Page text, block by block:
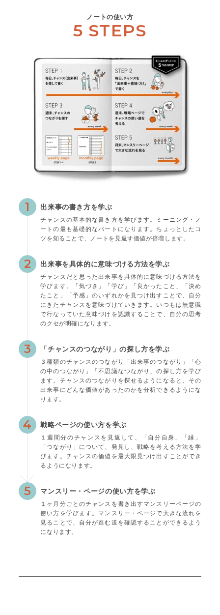
ノートの使い方
5 STEPS
1 出来事の書き方を学ぶ
チャンスの基本的な書き方を学びます。ミーニング・ノ
ートの最も基礎的なパートになります。ちょっとしたコ
ツを知ることで、ノートを見返す価値が倍増します。
2 出来事を具体的に意味づける方法を学ぶ
チャンスだと思った出来事を具体的に意味づける方法を
学びます。「気づき」「学び」「良かったこと」「決め
たこと」「予感」のいずれかを見つけ出すことで、自分
にきたチャンスを意味づけていきます。いつもは無意識
で行なっていた意味づけを認識することで、自分の思考
のクセが明確になります。
3 「チャンスのつながり」の探し方を学ぶ
３種類のチャンスのつながり「出来事のつながり」「心
の中のつながり」「不思議なつながり」の探し方を学び
ます。チャンスのつながりを探せるようになると、その
出来事にどんな価値があったのかを分析できるようにな
ります。
4 戦略ページの使い方を学ぶ
１週間分のチャンスを見返して、「自分自身」「縁」
「つながり」について、発見し、戦略を考える方法を学
びます。チャンスの価値を最大限見つけ出すことができ
るようになります。
5 マンスリー・ページの使い方を学ぶ
１ヶ月分ごとのチャンスを書き出すマンスリーページの
使い方を学びます。マンスリー・ページで大きな流れを
見ることで、自分が進む道を確認することができるよう
になります。